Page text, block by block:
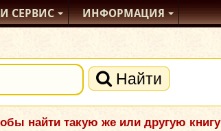
СЕРВИС ИНФОРМАЦИЯ
Найти
найти такую же или другую книгу